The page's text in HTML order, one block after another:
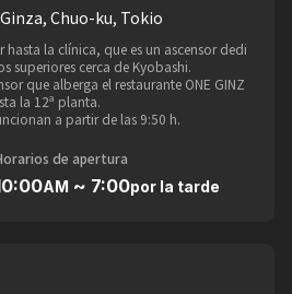
Chuo-ku, Tokio
hasta la clínica, que es un ascensor dedi
superiores cerca de Kyobashi.
que alberga el restaurante ONE GINZ
la 12ª planta.
a partir de las 9:50 h.
de apertura
AM ~ 7:00por la tarde